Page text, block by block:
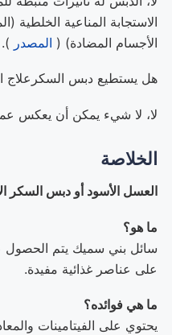
الاستجابة المناعية الخلطية
الأجسام المضادة) ( المصدر ).
هل يستطيع دبس السكرعلاج
لا، لا شيء يمكن أن يعكس
الخلاصة
العسل الأسود أو دبس السكر
ما هو؟
سائل بني سميك يتم الحصول
على عناصر غذائية مفيدة.
ما هي فوائده؟
يحتوي على الفيتامينات